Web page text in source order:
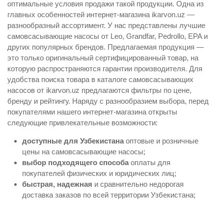
оптимальные условия продажи такой продукции. Одна из
главных особенностей интернет-магазина ikarvon.uz —
разнообразный ассортимент. У нас представлены лучшие
самовсасывающие насосы от Leo, Grandfar, Pedrollo, EPA и
других популярных брендов. Предлагаемая продукция —
это только оригинальный сертифицированный товар, на
которую распространяются гарантии производителя. Для
удобства поиска товара в каталоге самовсасывающих
насосов от ikarvon.uz предлагаются фильтры по цене,
бренду и рейтингу. Наряду с разнообразием выбора, перед
покупателями нашего интернет-магазина открыты
следующие привлекательные возможности:
доступные для Узбекистана оптовые и розничные
цены на самовсасывающие насосы;
выбор подходящего способа оплаты для
покупателей физических и юридических лиц;
быстрая, надежная и сравнительно недорогая
доставка заказов по всей территории Узбекистана;